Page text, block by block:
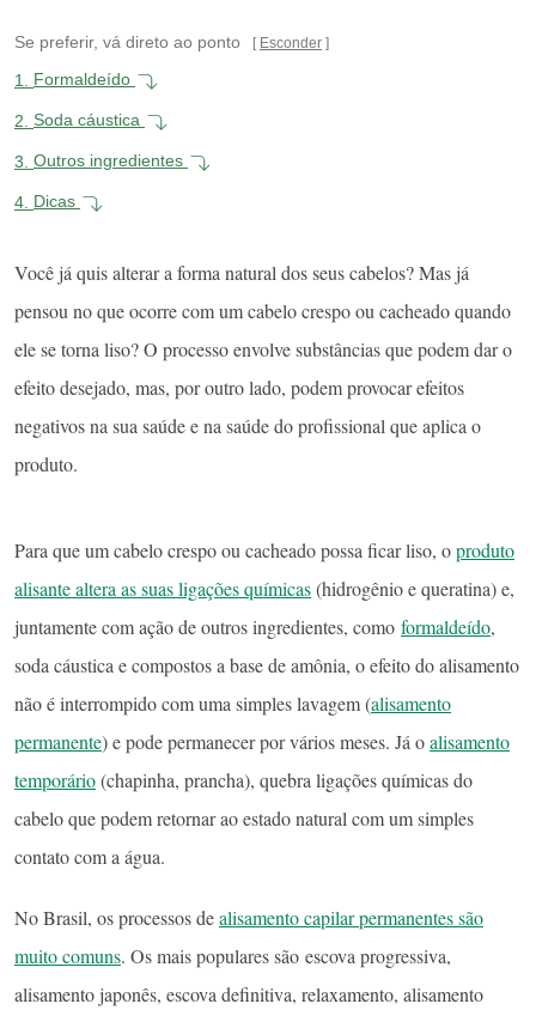
Se preferir, vá direto ao ponto Esconder
1. Formaldeído
2. Soda cáustica
3. Outros ingredientes
4. Dicas
Você já quis alterar a forma natural dos seus cabelos? Mas já
pensou no que ocorre com um cabelo crespo ou cacheado quando
ele se torna liso? O processo envolve substâncias que podem dar o
efeito desejado, mas, por outro lado, podem provocar efeitos
negativos na sua saúde e na saúde do profissional que aplica o
produto.
Para que um cabelo crespo ou cacheado possa ficar liso, oproduto
alisante altera as suas ligações químicas(hidrogênio e queratina) e,
juntamente com ação de outros ingredientes, como formaldeído,
soda cáustica e compostos a base de amônia, o efeito do alisamento
não é interrompido com uma simples lavagem (alisamento
permanente) e pode permanecer por vários meses. Já oalisamento
temporário(chapinha, prancha), quebra ligações químicas do
cabelo que podem retornar ao estado natural com um simples
contato com a água.
No Brasil, os processos dealisamento capilar permanentes são
muito comuns. Os mais populares são escova progressiva,
alisamento japonês, escova definitiva, relaxamento, alisamento